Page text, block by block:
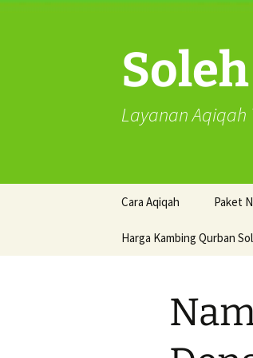
Layanan Aqiqah
Cara Aqiqah Paket
Harga Kambing Qurban